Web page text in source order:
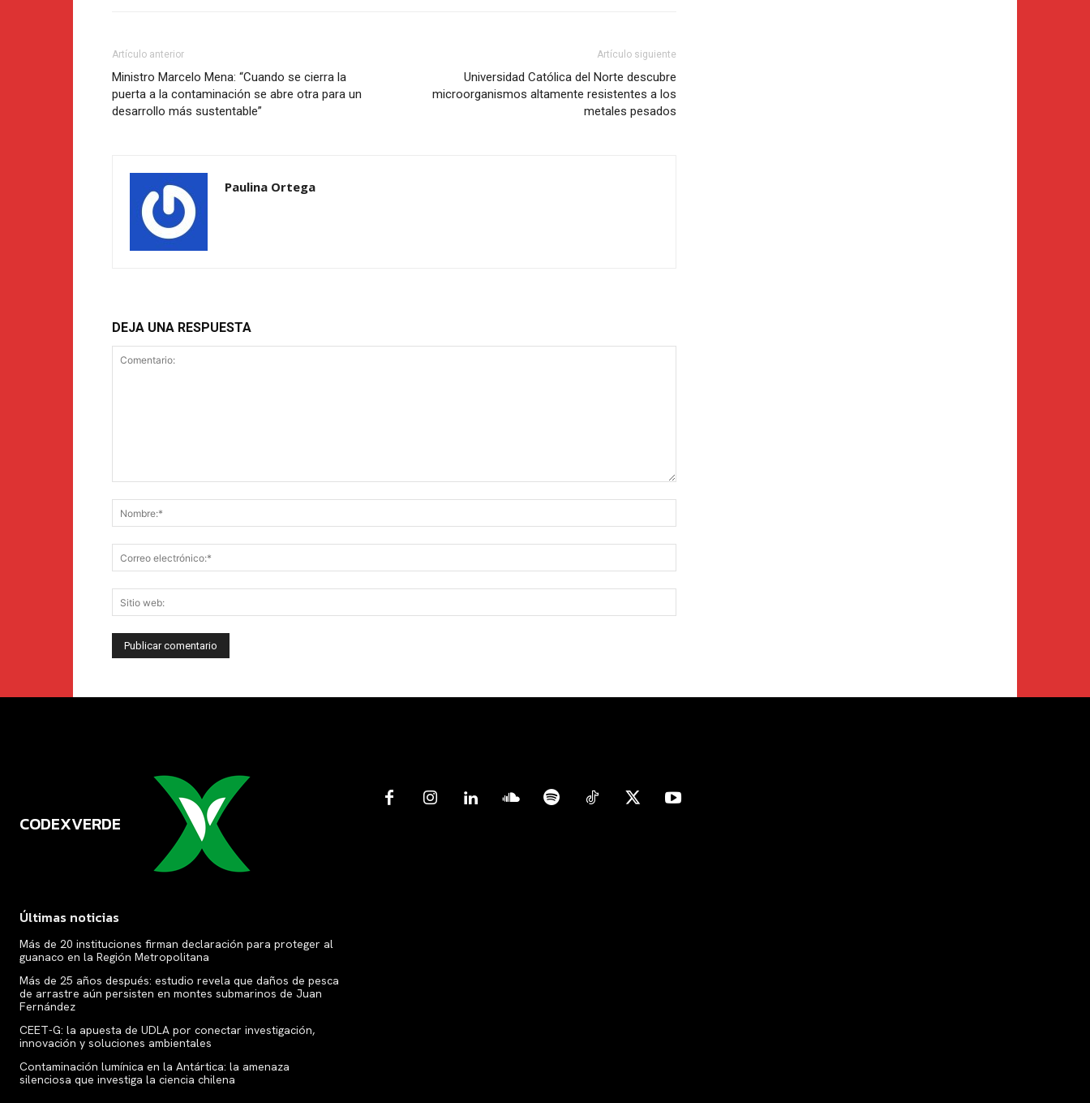
Artículo anterior
Ministro Marcelo Mena: “Cuando se cierra la
puerta a la contaminación se abre otra para un
desarrollo más sustentable”
Artículo siguiente
Universidad Católica del Norte descubre
microorganismos altamente resistentes a los
metales pesados
Paulina Ortega
DEJA UNA RESPUESTA
CODEXVERDE
Últimas noticias
Más de 20 instituciones firman declaración para proteger al
guanaco en la Región Metropolitana
Más de 25 años después: estudio revela que daños de pesca
de arrastre aún persisten en montes submarinos de Juan
Fernández
CEET-G: la apuesta de UDLA por conectar investigación,
innovación y soluciones ambientales
Contaminación lumínica en la Antártica: la amenaza
silenciosa que investiga la ciencia chilena